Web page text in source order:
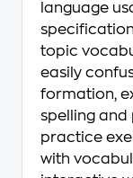
language
topic
easily
formation,
spelling
practice
with